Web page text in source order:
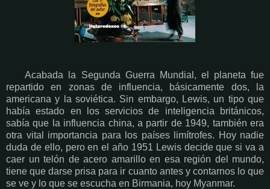
Acabada la Segunda Guerra Mundial, el planeta fue
repartido en zonas de influencia, básicamente dos, la
americana y la soviética. Sin embargo, Lewis, un tipo que
había estado en los servicios de inteligencia británicos,
sabía que la influencia china, a partir de 1949, también era
otra vital importancia para los países limítrofes. Hoy nadie
duda de ello, pero en el año 1951 Lewis decide que si va a
caer un telón de acero amarillo en esa región del mundo,
tiene que darse prisa para ir cuanto antes y contarnos lo que
se ve y lo que se escucha en Birmania, hoy Myanmar.